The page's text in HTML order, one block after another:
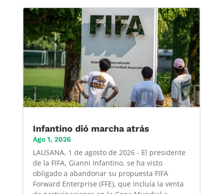
Infantino dió marcha atrás
Ago 1, 2026
LAUSANA, 1 de agosto de 2026 - El presidente
de la FIFA, Gianni Infantino, se ha visto
obligado a abandonar su propuesta FIFA
Forward Enterprise (FFE), que incluía la venta